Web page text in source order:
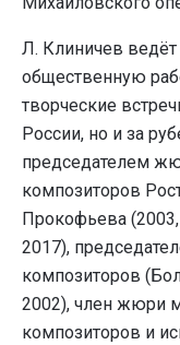
Л. Клиничев
общественную
творческие
России, но и за
председателем
композиторов
Прокофьева
2017),
композиторов
2002), член жюри
композиторов и